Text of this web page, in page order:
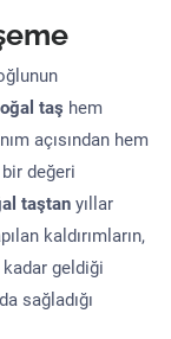
taş hem
açısından hem
değeri
taştan yıllar
kaldırımların,
kadar geldiği
sağladığı